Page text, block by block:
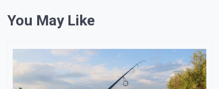
You May Like